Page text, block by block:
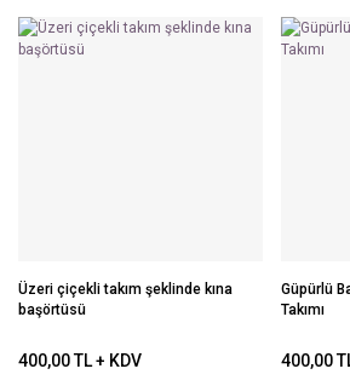
Üzeri çiçekli takım şeklinde kına
başörtüsü
400,00 TL + KDV
Güpürlü
Takımı
400,00